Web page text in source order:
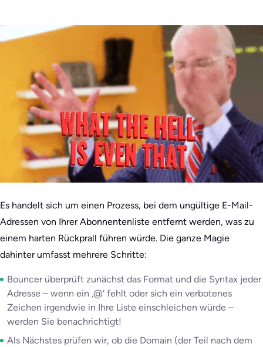
Es handelt sich um einen Prozess, bei dem ungültige E-Mail-
Adressen von Ihrer Abonnentenliste entfernt werden, was zu
einem harten Rückprall führen würde. Die ganze Magie
dahinter umfasst mehrere Schritte:
Bouncer überprüft zunächst das Format und die Syntax jeder
Adresse – wenn ein ‚@‘ fehlt oder sich ein verbotenes
Zeichen irgendwie in Ihre Liste einschleichen würde –
werden Sie benachrichtigt!
Als Nächstes prüfen wir, ob die Domain (der Teil nach dem